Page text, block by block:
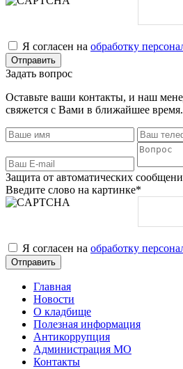
Я согласен на обработку
Задать вопрос
Оставьте ваши контакты, и наш
свяжется с Вами в ближайшее время.
Защита от автоматических
Введите слово на картинке*
Я согласен на обработку
Главная
Новости
О кладбище
Полезная информация
Антикоррупция
Администрация МО
Контакты